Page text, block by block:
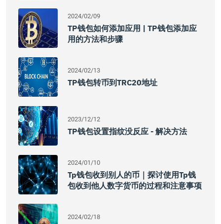
2024/02/09
TP钱包如何添加应用 | TP钱包添加应
用的方法和步骤
2024/02/13
TP钱包转币到TRC20地址
2023/12/12
TP钱包设置指纹没反应 - 解决方法
2024/01/10
Tp钱包收到别人的币｜探讨使用tp钱
包收到他人数字货币的过程和注意事项
2024/02/18